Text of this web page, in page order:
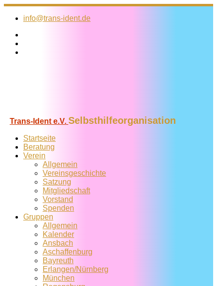
Zum
Inhalt
info@trans-ident.de
Trans-Ident e.V. Selbsthilfeorganisation
Startseite
Beratung
Verein
Allgemein
Vereins­geschichte
Satzung
Mitglied­schaft
Vorstand
Spenden
Gruppen
Allgemein
Kalender
Ansbach
Aschaffenburg
Bayreuth
Erlangen/Nürnberg
München